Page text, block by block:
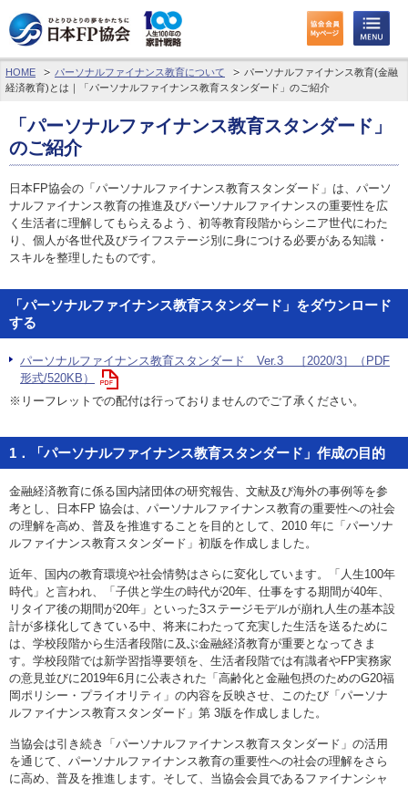
わたしたちのくらしとお金
FPに相談する
FP資格取得を目指す
FP技能検定
個人会員の皆様へ
日本FP協会について
パーソナルファイナンス教育について
アクセス
法人・行政機関の方へ
学校関係者の方へ
報道・メディア関係者の方へ
CLOSE
HOME パーソナルファイナンス教育について
パーソナルファイナンス教育(金融
経済教育)とは｜「パーソナルファイナンス教育スタンダード」のご紹介
「パーソナルファイナンス教育スタンダード」
のご紹介
日本FP協会の「パーソナルファイナンス教育スタンダード」は、パーソ
ナルファイナンス教育の推進及びパーソナルファイナンスの重要性を広
く生活者に理解してもらえるよう、初等教育段階からシニア世代にわた
り、個人が各世代及びライフステージ別に身につける必要がある知識・
スキルを整理したものです。
「パーソナルファイナンス教育スタンダード」をダウンロード
する
パーソナルファイナンス教育スタンダード Ver.3 ［2020/3］（PDF
形式/520KB）
※リーフレットでの配付は行っておりませんのでご了承ください。
1．「パーソナルファイナンス教育スタンダード」作成の目的
金融経済教育に係る国内諸団体の研究報告、文献及び海外の事例等を参
考とし、日本FP 協会は、パーソナルファイナンス教育の重要性への社会
の理解を高め、普及を推進することを目的として、2010 年に「パーソナ
ルファイナンス教育スタンダード」初版を作成しました。
近年、国内の教育環境や社会情勢はさらに変化しています。「人生100年
時代」と言われ、「子供と学生の時代が20年、仕事をする期間が40年、
リタイア後の期間が20年」といった3ステージモデルが崩れ人生の基本設
計が多様化してきている中、将来にわたって充実した生活を送るために
は、学校段階から生活者段階に及ぶ金融経済教育が重要となってきま
す。学校段階では新学習指導要領を、生活者段階では有識者やFP実務家
の意見並びに2019年6月に公表された「高齢化と金融包摂のためのG20福
岡ポリシー・プライオリティ」の内容を反映させ、このたび「パーソナ
ルファイナンス教育スタンダード」第 3版を作成しました。
当協会は引き続き「パーソナルファイナンス教育スタンダード」の活用
を通じて、パーソナルファイナンス教育の重要性への社会の理解をさら
に高め、普及を推進します。そして、当協会会員であるファイナンシャ